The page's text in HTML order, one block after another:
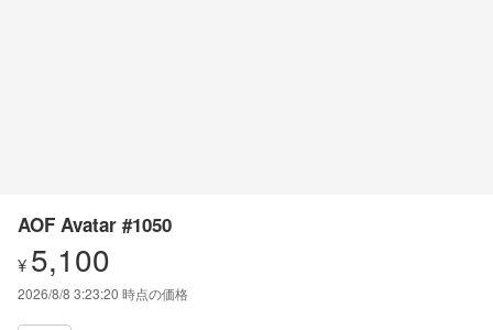
AOF Avatar #1050
¥ 5,100
2026/8/8 3:23:20 時点の価格